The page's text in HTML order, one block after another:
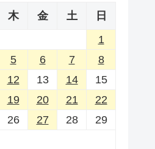
木 金 土
日
1
5 6 7
8
12 13 14
15
19 20 21
22
26 27 28
29